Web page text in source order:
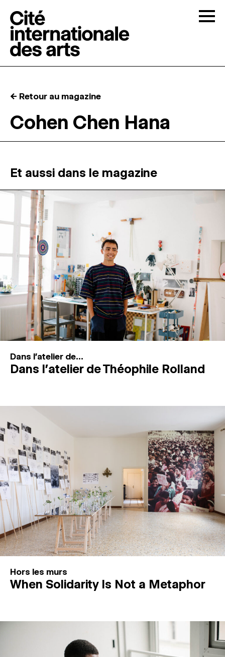
RÉSIDENCES ↓
ATELIERS OUVERTS
PROGRAMMATION
MAGAZINE
ESPACES DE PRATIQUE ARTISTIQUE ↓
Recherche
Connexion
← Retour au magazine
Cohen Chen Hana
Et aussi dans le magazine
Dans l'atelier de...
Dans l’atelier de Théophile Rolland
Hors les murs
When Solidarity Is Not a Metaphor